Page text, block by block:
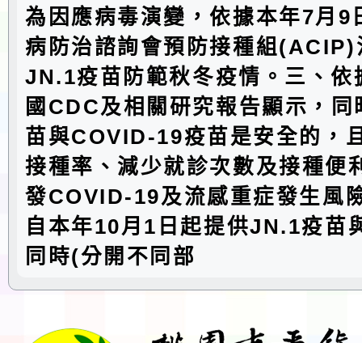
為因應病毒演變，依據本年7月9
病防治諮詢會預防接種組(ACIP)
JN.1疫苗防範秋冬疫情。三、依
國CDC及相關研究報告顯示，同
苗與COVID-19疫苗是安全的，
接種率、減少就診次數及接種便
發COVID-19及流感重症發生風
自本年10月1日起提供JN.1疫苗
同時(分開不同部